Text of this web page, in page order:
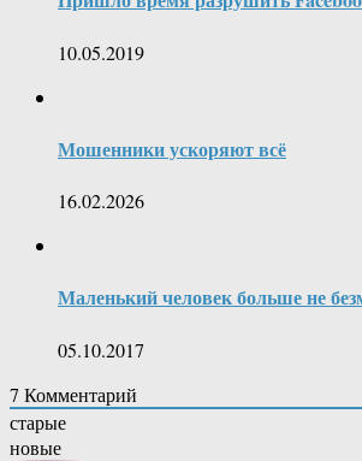
10.05.2019
Мошенники ускоряют всё
16.02.2026
Маленький человек больше не
05.10.2017
7 Комментарий
старые
новые